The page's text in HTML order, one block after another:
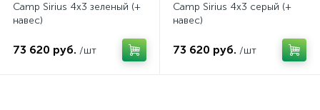
Camp Sirius 4х3 зеленый (+
навес)
73 620 руб. /шт
Camp Sirius 4х3 серый (+
навес)
73 620 руб. /шт